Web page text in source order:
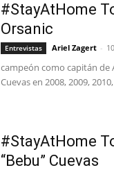
#StayAtHome
Orsanic
Entrevistas Ariel Zagert -
campeón como capitán de
Cuevas en 2008, 2009,
#StayAtHome
“Bebu” Cuevas